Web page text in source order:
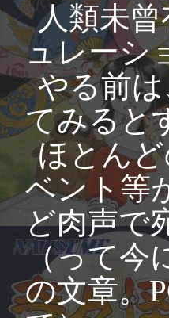
人類未
ュレーシ
やる前
てみると
ほとん
ベント等
ど肉声で
（って今
の文章。